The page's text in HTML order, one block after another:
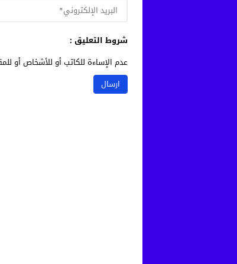
شروط التعليق :
عدم الإساءة للكاتب أو للأشخاص أو